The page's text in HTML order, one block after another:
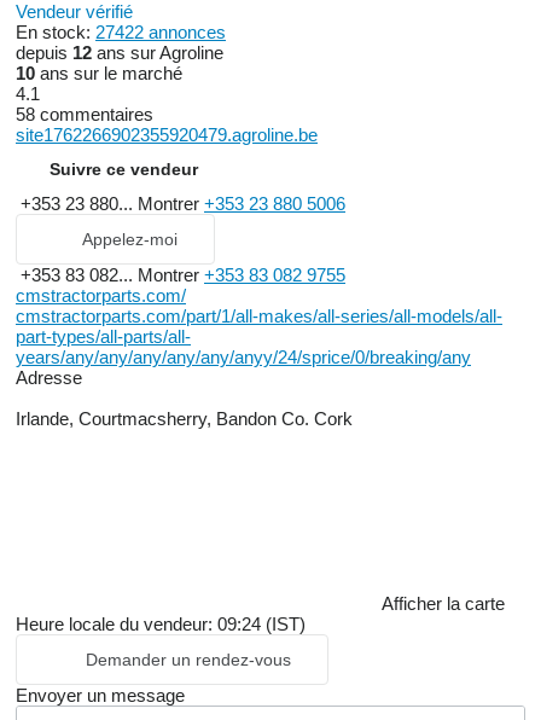
Vendeur vérifié
En stock: 27422 annonces
depuis 12 ans sur Agroline
10 ans sur le marché
4.1
58 commentaires
site1762266902355920479.agroline.be
Suivre ce vendeur
+353 23 880... Montrer +353 23 880 5006
Appelez-moi
+353 83 082... Montrer +353 83 082 9755
cmstractorparts.com/
cmstractorparts.com/part/1/all-makes/all-series/all-models/all-
part-types/all-parts/all-
years/any/any/any/any/any/anyy/24/sprice/0/breaking/any
Adresse
Irlande, Courtmacsherry, Bandon Co. Cork
Afficher la carte
Heure locale du vendeur: 09:24 (IST)
Demander un rendez-vous
Envoyer un message